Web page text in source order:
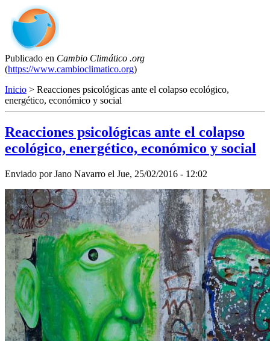
Publicado en Cambio Climático .org
(https://www.cambioclimatico.org)
Inicio > Reacciones psicológicas ante el colapso ecológico,
energético, económico y social
Reacciones psicológicas ante el colapso
ecológico, energético, económico y social
Enviado porJano Navarro el Jue, 25/02/2016 - 12:02